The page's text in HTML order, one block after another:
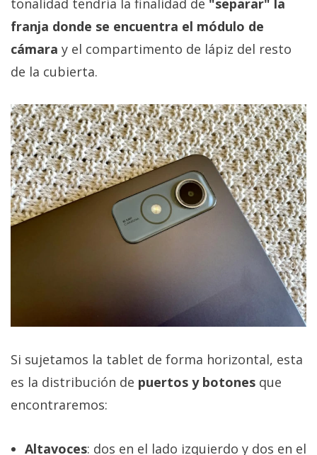
tonalidad tendría la finalidad de "separar" la
franja donde se encuentra el módulo de
cámara y el compartimento de lápiz del resto
de la cubierta.
Si sujetamos la tablet de forma horizontal, esta
es la distribución de puertos y botones que
encontraremos:
Altavoces: dos en el lado izquierdo y dos en el